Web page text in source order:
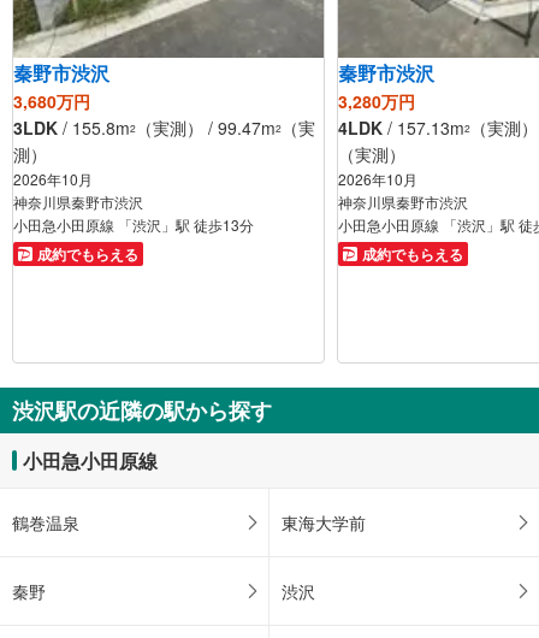
秦野市渋沢
3,680万円
3LDK / 155.8m2 （実測） / 99.47m2
（実
測）
2026年10月
神奈川県秦野市渋沢
小田急小田原線 「渋沢」駅 徒歩13分
成約でもらえる
秦野市渋沢
3,280万円
4LDK / 157.13m2
（実測
（実測）
2026年10月
神奈川県秦野市渋沢
小田急小田原線 「渋沢」駅 徒
成約でもらえる
渋沢駅の近隣の駅から探す
小田急小田原線
鶴巻温泉 東海大学前
秦野 渋沢